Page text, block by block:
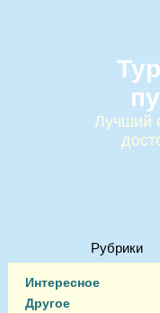
Лучший
Рубрики
Интересное
Другое